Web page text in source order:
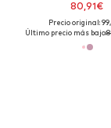
80,91€
Precio original:
Último precio más bajo: